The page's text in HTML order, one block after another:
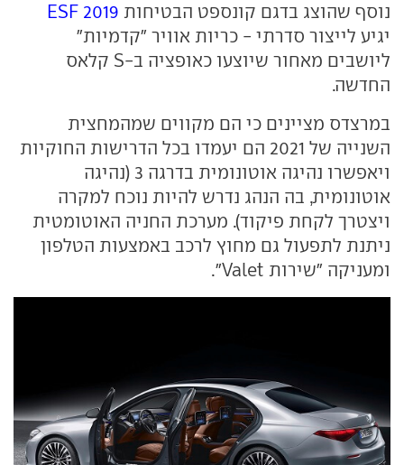
נוסף שהוצג בדגם קונספט הבטיחות ESF 2019
יגיע לייצור סדרתי - כריות אוויר "קדמיות"
ליושבים מאחור שיוצעו כאופציה ב-S קלאס
החדשה.
במרצדס מציינים כי הם מקווים שמהמחצית
השנייה של 2021 הם יעמדו בכל הדרישות החוקיות
ויאפשרו נהיגה אוטונומית בדרגה 3 (נהיגה
אוטונומית, בה הנהג נדרש להיות נוכח למקרה
ויצטרך לקחת פיקוד). מערכת החניה האוטומטית
ניתנת לתפעול גם מחוץ לרכב באמצעות הטלפון
ומעניקה "שירות Valet".